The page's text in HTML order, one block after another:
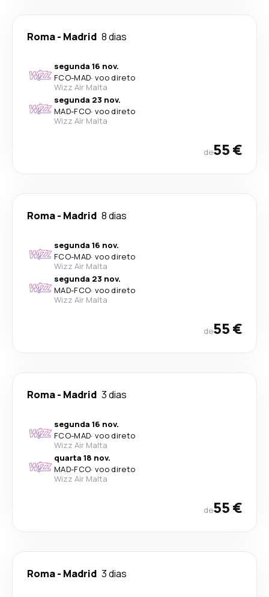
Roma- Madrid 8 dias
segunda 16 nov.
FCO-MAD· voo direto
Wizz Air Malta
segunda 23 nov.
MAD-FCO· voo direto
Wizz Air Malta
de55 €
Roma- Madrid 8 dias
segunda 16 nov.
FCO-MAD· voo direto
Wizz Air Malta
segunda 23 nov.
MAD-FCO· voo direto
Wizz Air Malta
de55 €
Roma- Madrid 3 dias
segunda 16 nov.
FCO-MAD· voo direto
Wizz Air Malta
quarta 18 nov.
MAD-FCO· voo direto
Wizz Air Malta
de55 €
Roma- Madrid 3 dias